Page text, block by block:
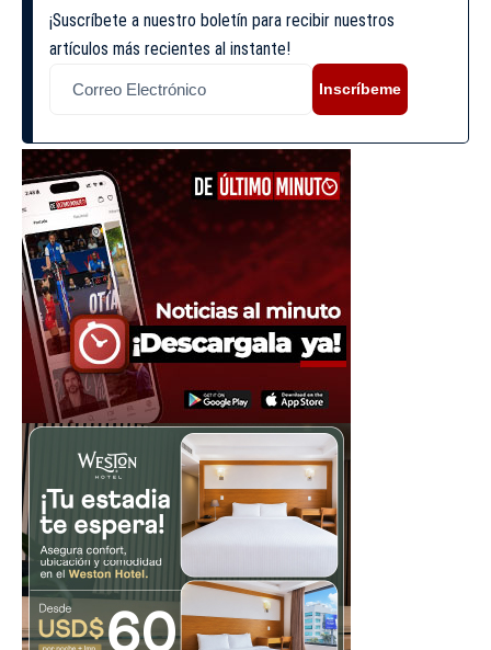
¡Suscríbete a nuestro boletín para recibir nuestros
artículos más recientes al instante!
Inscríbeme